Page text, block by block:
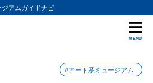
アムガイドナビ
MENU
#アート系ミュージアム